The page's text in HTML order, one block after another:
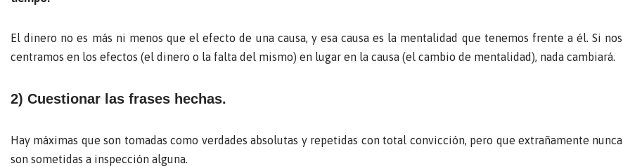
El dinero no es más ni menos que el efecto de una causa, y esa causa es la mentalidad que tenemos frente a él. Si nos
centramos en los efectos (el dinero o la falta del mismo) en lugar en la causa (el cambio de mentalidad), nada cambiará.
2) Cuestionar las frases hechas.
Hay máximas que son tomadas como verdades absolutas y repetidas con total convicción, pero que extrañamente nunca
son sometidas a inspección alguna.